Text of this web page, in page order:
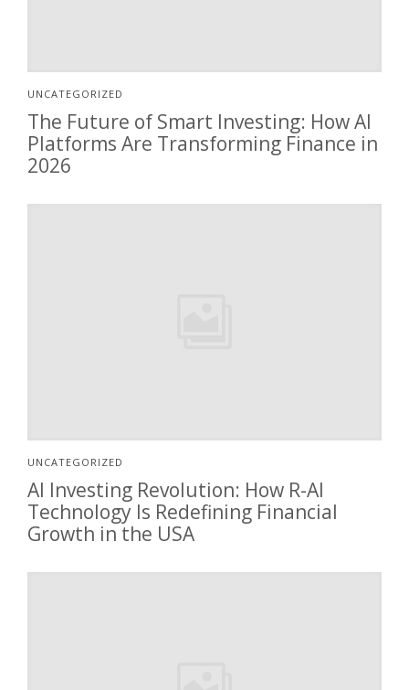
UNCATEGORIZED
The Future of Smart Investing: How AI
Platforms Are Transforming Finance in
2026
UNCATEGORIZED
AI Investing Revolution: How R-AI
Technology Is Redefining Financial
Growth in the USA